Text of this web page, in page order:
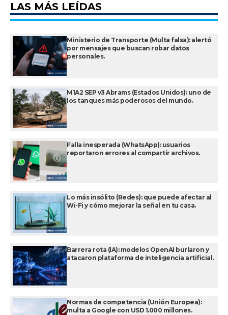
LAS MÁS LEÍDAS
Ministerio de Transporte (Multa falsa): alertó
por mensajes que buscan robar datos
personales.
M1A2 SEP v3 Abrams (Estados Unidos): uno de
los tanques más poderosos del mundo.
Falla inesperada (WhatsApp): usuarios
reportaron errores al compartir archivos.
Lo más insólito (Redes): que puede afectar al
Wi-Fi y cómo mejorar la señal en tu casa.
Barrera rota (IA): modelos OpenAI burlaron y
atacaron plataforma de inteligencia artificial.
Normas de competencia (Unión Europea):
multa a Google con USD 1.000 millones.